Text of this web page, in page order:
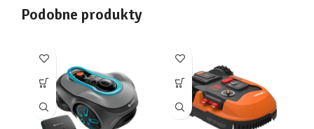
Podobne produkty